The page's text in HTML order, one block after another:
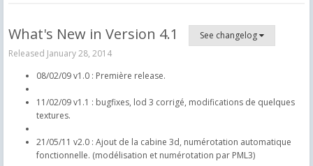
What's New in Version 4.1
See changelog
Released January 28, 2014
08/02/09 v1.0 : Première release.
11/02/09 v1.1 : bugfixes, lod 3 corrigé, modifications de quelques
textures.
21/05/11 v2.0 : Ajout de la cabine 3d, numérotation automatique
fonctionnelle. (modélisation et numérotation par PML3)